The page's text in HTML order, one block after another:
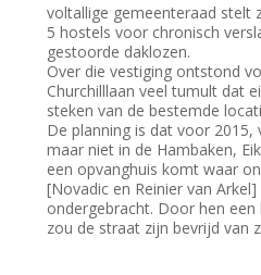
voltallige gemeenteraad stelt
5 hostels voor chronisch
gestoorde daklozen.
Over die vestiging ontstond
Churchilllaan veel tumult dat
steken van de bestemde
De planning is dat voor 2015,
maar niet in de Hambaken,
een opvanghuis komt waar
[Novadic en Reinier van
ondergebracht. Door hen
zou de straat zijn bevrijd van